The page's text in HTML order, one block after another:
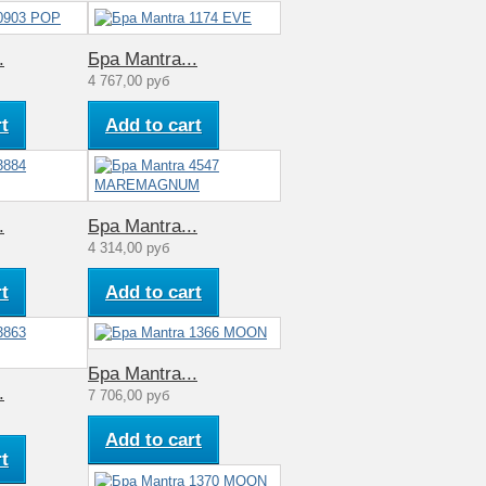
Бра Mantra...
4 767,00 руб
Add to cart
Бра Mantra...
4 314,00 руб
Add to cart
Бра Mantra...
7 706,00 руб
Add to cart